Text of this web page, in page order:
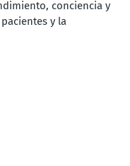
conciencia y
y la